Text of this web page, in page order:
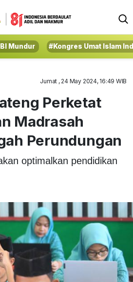
Mundur #Kongres Umat Islam
Jumat , 24 May 2024, 16:49 WIB
Perketat
Madrasah
Perundungan
optimalkan pendidikan